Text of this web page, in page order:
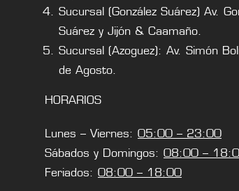
Sucursal (González Suárez) Av.
Suárez y Jijón & Caamaño.
Sucursal (Azoguez): Av. Simón
de Agosto.
HORARIOS
Lunes – Viernes: 05:00 – 23:00
Sábados y Domingos: 08:00 –
Feriados: 08:00 – 18:00